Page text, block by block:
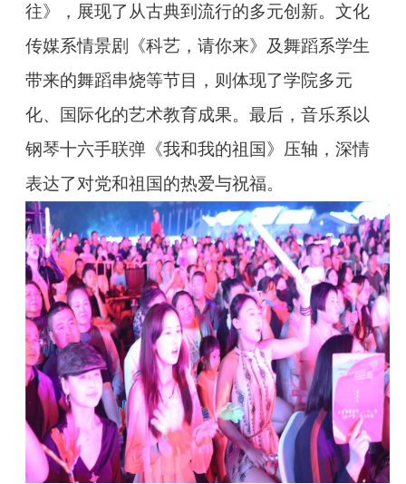
往》，展现了从古典到流行的多元创新。文化
传媒系情景剧《科艺，请你来》及舞蹈系学生
带来的舞蹈串烧等节目，则体现了学院多元
化、国际化的艺术教育成果。最后，音乐系以
钢琴十六手联弹《我和我的祖国》压轴，深情
表达了对党和祖国的热爱与祝福。